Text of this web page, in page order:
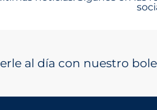
al día con nuestro